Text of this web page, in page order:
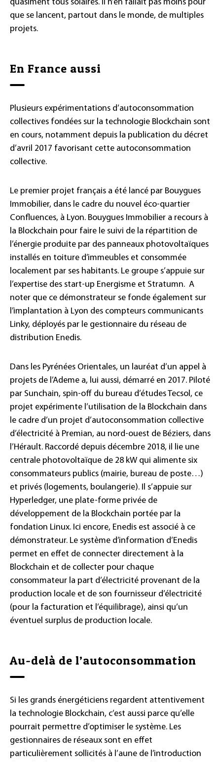
quasiment tous solaires. Il n’en fallait pas moins pour
que se lancent, partout dans le monde, de multiples
projets.
En France aussi
Plusieurs expérimentations d’autoconsommation
collectives fondées sur la technologie Blockchain sont
en cours, notamment depuis la publication du décret
d’avril 2017 favorisant cette autoconsommation
collective.
Le premier projet français a été lancé par Bouygues
Immobilier, dans le cadre du nouvel éco-quartier
Confluences, à Lyon. Bouygues Immobilier a recours à
la Blockchain pour faire le suivi de la répartition de
l’énergie produite par des panneaux photovoltaïques
installés en toiture d’immeubles et consommée
localement par ses habitants. Le groupe s’appuie sur
l’expertise des start-up Energisme et Stratumn. A
noter que ce démonstrateur se fonde également sur
l’implantation à Lyon des compteurs communicants
Linky, déployés par le gestionnaire du réseau de
distribution Enedis.
Dans les Pyrénées Orientales, un lauréat d’un appel à
projets de l’Ademe a, lui aussi, démarré en 2017. Piloté
par Sunchain, spin-off du bureau d’études Tecsol, ce
projet expérimente l’utilisation de la Blockchain dans
le cadre d’un projet d’autoconsommation collective
d’électricité à Premian, au nord-ouest de Béziers, dans
l’Hérault. Raccordé depuis décembre 2018, il lie une
centrale photovoltaïque de 28 kW qui alimente six
consommateurs publics (mairie, bureau de poste…)
et privés (logements, boulangerie). Il s’appuie sur
Hyperledger, une plate-forme privée de
développement de la Blockchain portée par la
fondation Linux. Ici encore, Enedis est associé à ce
démonstrateur. Le système d’information d’Enedis
permet en effet de connecter directement à la
Blockchain et de collecter pour chaque
consommateur la part d’électricité provenant de la
production locale et de son fournisseur d’électricité
(pour la facturation et l’équilibrage), ainsi qu’un
éventuel surplus de production locale.
Au-delà de l’autoconsommation
Si les grands énergéticiens regardent attentivement
la technologie Blockchain, c’est aussi parce qu’elle
pourrait permettre d’optimiser le système. Les
gestionnaires de réseaux sont en effet
particulièrement sollicités à l’aune de l’introduction